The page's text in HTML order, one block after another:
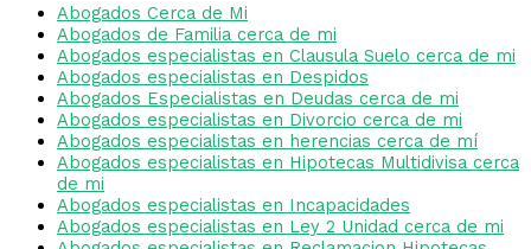
Abogados Cerca de Mi
Abogados de Familia cerca de mi
Abogados especialistas en Clausula Suelo cerca de mi
Abogados especialistas en Despidos
Abogados Especialistas en Deudas cerca de mi
Abogados especialistas en Divorcio cerca de mi
Abogados especialistas en herencias cerca de mí
Abogados especialistas en Hipotecas Multidivisa cerca
de mi
Abogados especialistas en Incapacidades
Abogados especialistas en Ley 2 Unidad cerca de mi